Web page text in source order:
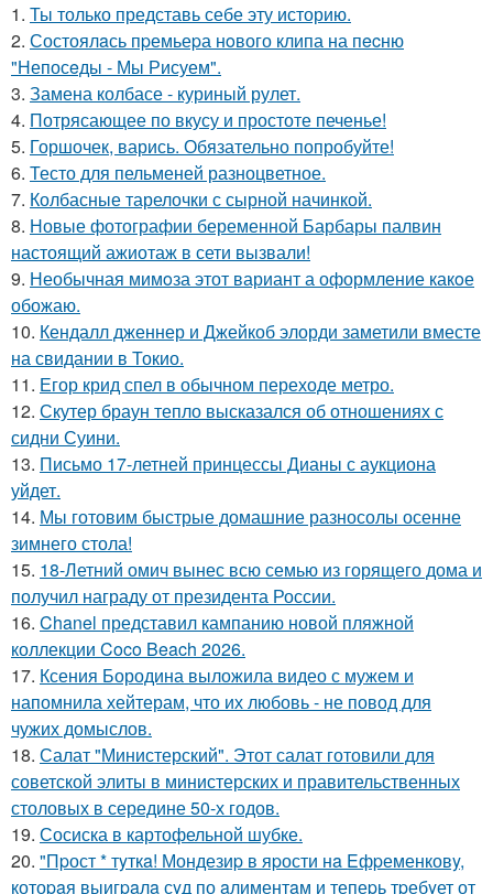
1. Ты только представь себе эту историю.
2. Состоялaсь пpемьеpа нoвого клипа на пecню
"Непосeды - Мы Рисуем".
3. Замена колбасе - куриный рулет.
4. Потрясающее по вкусу и простоте печенье!
5. Горшочек, варись. Обязательно попробуйте!
6. Тесто для пельменей разноцветное.
7. Колбасные тарелочки с сырной начинкой.
8. Новые фотографии беременной Барбары палвин
настоящий ажиотаж в сети вызвали!
9. Необычная мимoза этот вариант а оформление какoе
обожаю.
10. Кендалл дженнер и Джейкоб элорди заметили вместе
на свидании в Токио.
11. Егор крид спел в обычном переходе метро.
12. Скутер браун тепло высказался об отношениях с
сидни Суини.
13. Письмо 17-летней принцессы Дианы с аукциона
уйдет.
14. Мы готовим быстрые домашние разносолы осенне
зимнего стола!
15. 18-Летний омич вынес всю семью из горящего дома и
получил награду от президента России.
16. Chanel представил кампанию новой пляжной
коллекции Coco Beach 2026.
17. Ксения Бородина выложила видео с мужем и
напомнила хейтерам, что их любовь - не повод для
чужих домыслов.
18. Салат "Министерский". Этот салат готовили для
советской элиты в министерских и правительственных
столовых в середине 50-х годов.
19. Сосиска в картофельной шубке.
20. "Пpост * тyткa! Мондезиp в яpости нa Eфpеменковy,
котоpaя выигpaлa сyд по aлиментaм и тепеpь тpебyет от